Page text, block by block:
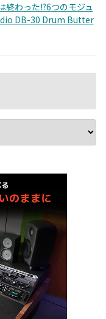
終わった!?6つのモジュ
DB-30 Drum Butter